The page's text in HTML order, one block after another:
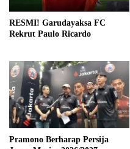
RESMI! Garudayaksa FC
Rekrut Paulo Ricardo
Pramono Berharap Persija